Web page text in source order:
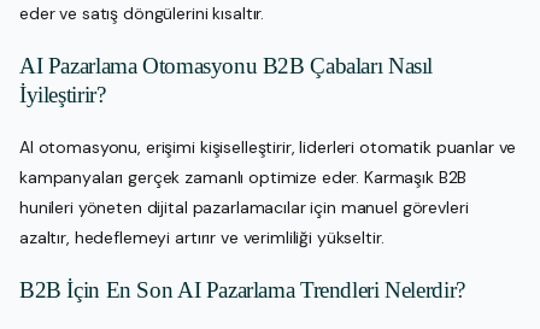
eder ve satış döngülerini kısaltır.
AI Pazarlama Otomasyonu B2B Çabaları Nasıl
İyileştirir?
AI otomasyonu, erişimi kişiselleştirir, liderleri otomatik puanlar ve
kampanyaları gerçek zamanlı optimize eder. Karmaşık B2B
hunileri yöneten dijital pazarlamacılar için manuel görevleri
azaltır, hedeflemeyi artırır ve verimliliği yükseltir.
B2B İçin En Son AI Pazarlama Trendleri Nelerdir?